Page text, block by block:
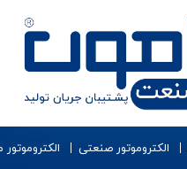
الکتروموتور صنعتی